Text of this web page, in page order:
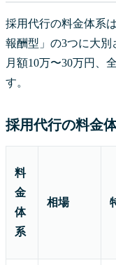
採用代行の料金体系
報酬型」の3つに大
月額10万〜30万円、
す。
採用代行の料金
料
金
体
系
相場